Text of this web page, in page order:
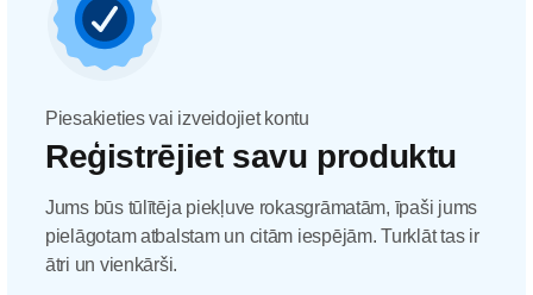
Piesakieties vai izveidojiet kontu
Reģistrējiet savu produktu
Jums būs tūlītēja piekļuve rokasgrāmatām, īpaši jums
pielāgotam atbalstam un citām iespējām. Turklāt tas ir
ātri un vienkārši.